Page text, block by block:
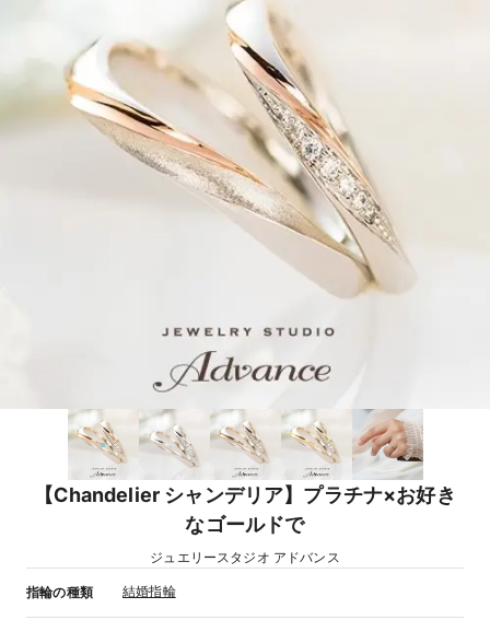
【Chandelier シャンデリア】プラチナ×お好き
なゴールドで
ジュエリースタジオ アドバンス
指輪の種類 結婚指輪